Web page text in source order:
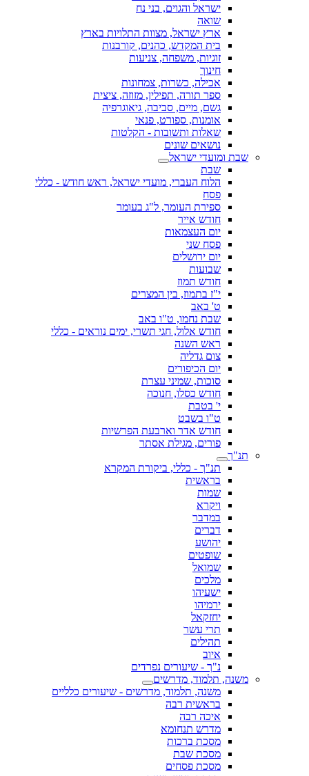
ישראל והגוים, בני נח
שואה
ארץ ישראל, מצוות התלויות בארץ
בית המקדש, כהנים, קורבנות
זוגיות, משפחה, צניעות
חינוך
אכילה, כשרות, צמחונות
ספר תורה, תפילין, מזוזה, ציצית
גשם, מיים, סביבה, גיאוגרפיה
אומנות, ספורט, פנאי
שאלות ותשובות - הקלטות
נושאים שונים
שבת ומועדי ישראל
שבת
הלוח העברי, מועדי ישראל, ראש חודש - כללי
פסח
ספירת העומר, ל"ג בעומר
חודש אייר
יום העצמאות
פסח שני
יום ירושלים
שבועות
חודש תמוז
י"ז בתמוז, בין המצרים
ט' באב
שבת נחמו, ט"ו באב
חודש אלול, חגי תשרי, ימים נוראים - כללי
ראש השנה
צום גדליה
יום הכיפורים
סוכות, שמיני עצרת
חודש כסלו, חנוכה
י' בטבת
ט"ו בשבט
חודש אדר וארבעת הפרשיות
פורים, מגילת אסתר
תנ"ך
תנ"ך - כללי, ביקורת המקרא
בראשית
שמות
ויקרא
במדבר
דברים
יהושע
שופטים
שמואל
מלכים
ישעיהו
ירמיהו
יחזקאל
תרי עשר
תהילים
איוב
נ"ך - שיעורים נפרדים
משנה, תלמוד, מדרשים
משנה, תלמוד, מדרשים - שיעורים כלליים
בראשית רבה
איכה רבה
מדרש תנחומא
מסכת ברכות
מסכת שבת
מסכת פסחים